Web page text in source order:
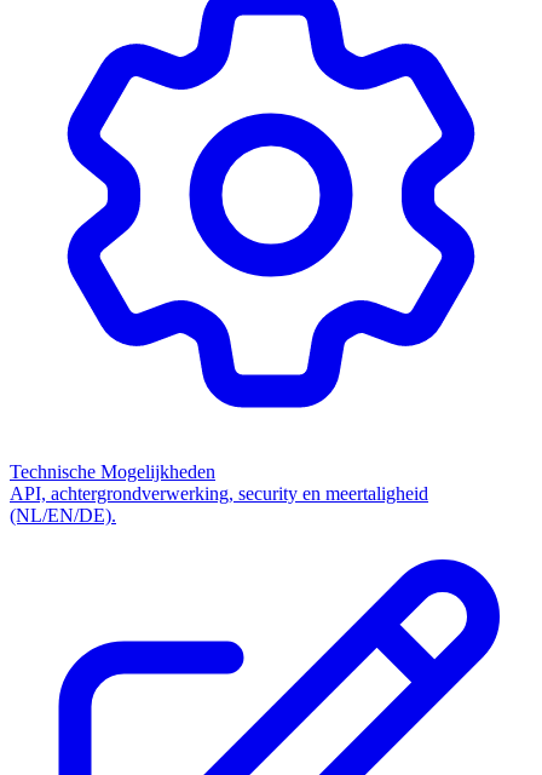
Technische Mogelijkheden
API, achtergrondverwerking, security en meertaligheid
(NL/EN/DE).